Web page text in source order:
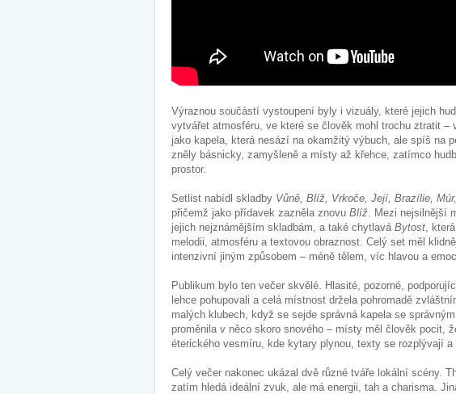
Výraznou součástí vystoupení byly i vizuály, které jejich
vytvářet atmosféru, ve které se člověk mohl trochu ztratit –
jako kapela, která nesází na okamžitý výbuch, ale spíš na
zněly básnicky, zamyšleně a místy až křehce, zatímco
prostor.
Setlist nabídl skladby Vůně, Blíž, Vrkoče, Její, Brazílie,
přičemž jako přídavek zazněla znovu Blíž. Mezi nejsilnější
jejich nejznámějším skladbám, a také chytlavá Bytost,
melodii, atmosféru a textovou obraznost. Celý set měl
intenzivní jiným způsobem – méně tělem, víc hlavou a
Publikum bylo ten večer skvělé. Hlasité, pozorné,
lehce pohupovali a celá místnost držela pohromadě
malých klubech, když se sejde správná kapela se
proměnila v něco skoro snového – místy měl člověk pocit,
éterického vesmíru, kde kytary plynou, texty se rozplývají
Celý večer nakonec ukázal dvě různé tváře lokální scény.
zatím hledá ideální zvuk, ale má energii, tah a charisma.